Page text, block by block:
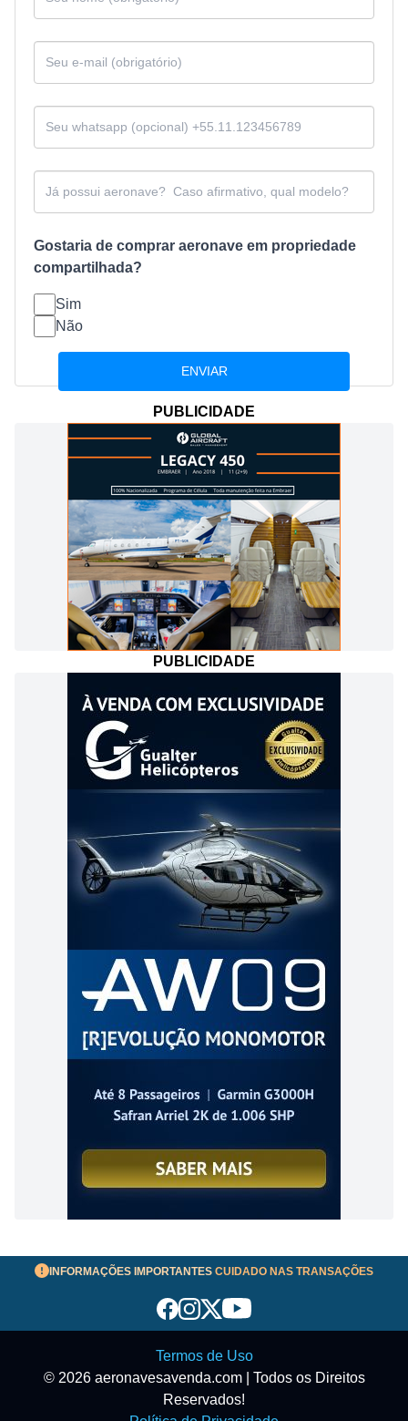
Gostaria de comprar aeronave em propriedade
compartilhada?
Sim
Não
PUBLICIDADE
PUBLICIDADE
INFORMAÇÕES IMPORTANTES CUIDADO NAS TRANSAÇÕES
Termos de Uso
© 2026 aeronavesavenda.com | Todos os Direitos
Reservados!